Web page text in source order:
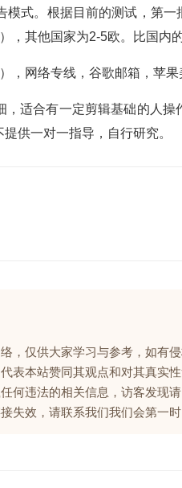
式。根据目前的测试，第
，其他国家为2-5欧。比国内
，网络专线，谷歌邮箱，苹果
，适合有一定剪辑基础的人
供一对一指导，自行研究。
，仅供大家学习与参考，如有侵
表本站赞同其观点和对其真实性
何违法的相关信息，访客发现请
失效，请联系我们我们会第一时